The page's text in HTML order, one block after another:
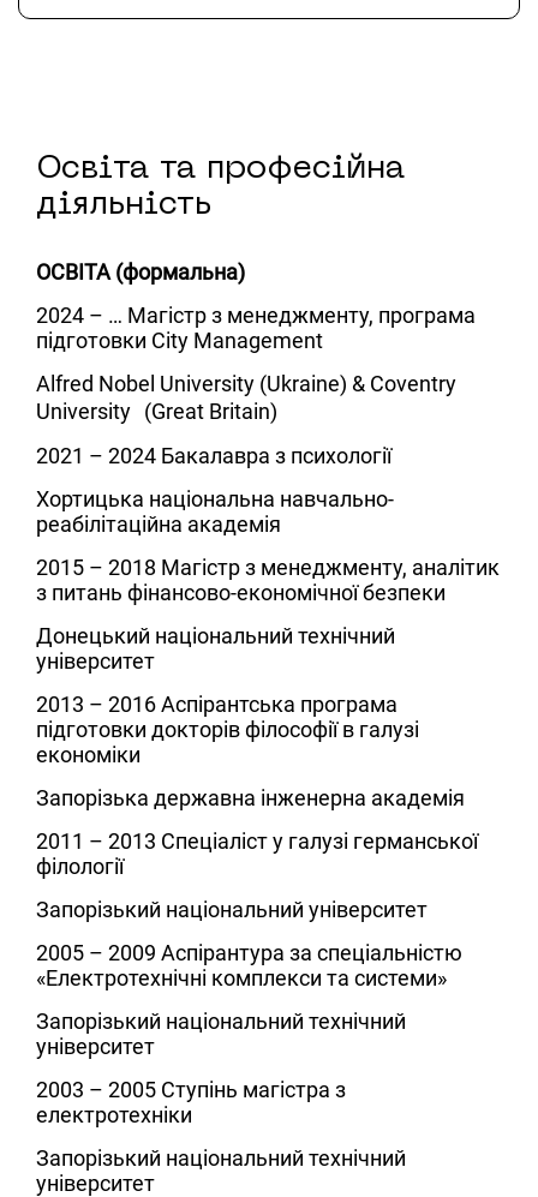
Освіта та професійна
діяльність
ОСВІТА (формальна)
2024 – … Магістр з менеджменту, програма
підготовки City Management
Alfred Nobel University (Ukraine) & Coventry
University (Great Britain)
2021 – 2024 Бакалавра з психології
Хортицька національна навчально-
реабілітаційна академія
2015 – 2018 Магістр з менеджменту, аналітик
з питань фінансово-економічної безпеки
Донецький національний технічний
університет
2013 – 2016Аспірантська програма
підготовки докторів філософії в галузі
економіки
Запорізька державна інженерна академія
2011 – 2013 Спеціаліст у галузі германської
філології
Запорізький національний університет
2005 – 2009 Аспірантура за спеціальністю
«Електротехнічні комплекси та системи»
Запорізький національний технічний
університет
2003 – 2005 Ступінь магістра з
електротехніки
Запорізький національний технічний
університет